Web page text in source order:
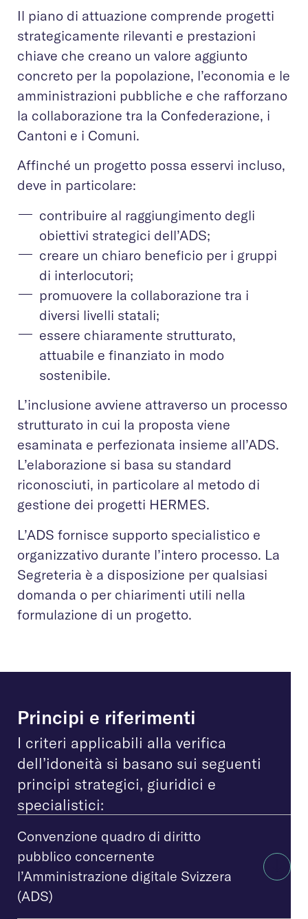
Il piano di attuazione comprende progetti
strategicamente rilevanti e prestazioni
chiave che creano un valore aggiunto
concreto per la popolazione, l’economia e le
amministrazioni pubbliche e che rafforzano
la collaborazione tra la Confederazione, i
Cantoni e i Comuni.
Affinché un progetto possa esservi incluso,
deve in particolare:
contribuire al raggiungimento degli
obiettivi strategici dell’ADS;
creare un chiaro beneficio per i gruppi
di interlocutori;
promuovere la collaborazione tra i
diversi livelli statali;
essere chiaramente strutturato,
attuabile e finanziato in modo
sostenibile.
L’inclusione avviene attraverso un processo
strutturato in cui la proposta viene
esaminata e perfezionata insieme all’ADS.
L’elaborazione si basa su standard
riconosciuti, in particolare al metodo di
gestione dei progetti HERMES.
L’ADS fornisce supporto specialistico e
organizzativo durante l’intero processo. La
Segreteria è a disposizione per qualsiasi
domanda o per chiarimenti utili nella
formulazione di un progetto.
Principi e riferimenti
I criteri applicabili alla verifica
dell’idoneità si basano sui seguenti
principi strategici, giuridici e
specialistici:
Convenzione quadro di diritto
pubblico concernente
l’Amministrazione digitale Svizzera
(ADS)